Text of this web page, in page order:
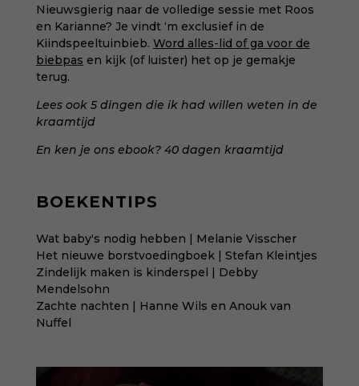
Nieuwsgierig naar de volledige sessie met Roos
en Karianne? Je vindt ‘m exclusief in de
Kiindspeeltuinbieb. Word alles-lid of ga voor de
biebpas en kijk (of luister) het op je gemakje
terug.
Lees ook 5 dingen die ik had willen weten in de
kraamtijd
En ken je ons ebook? 40 dagen kraamtijd
BOEKENTIPS
Wat baby's nodig hebben | Melanie Visscher
Het nieuwe borstvoedingboek | Stefan Kleintjes
Zindelijk maken is kinderspel | Debby
Mendelsohn
Zachte nachten | Hanne Wils en Anouk van
Nuffel